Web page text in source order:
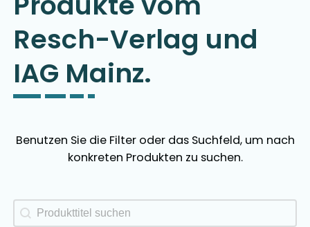
Resch-Verlag und
IAG Mainz.
Benutzen Sie die Filter oder das Suchfeld, um nach
konkreten Produkten zu suchen.
Produkte Suchfeld
Search content